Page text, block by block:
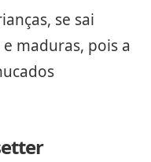
se sai
maduras, pois a